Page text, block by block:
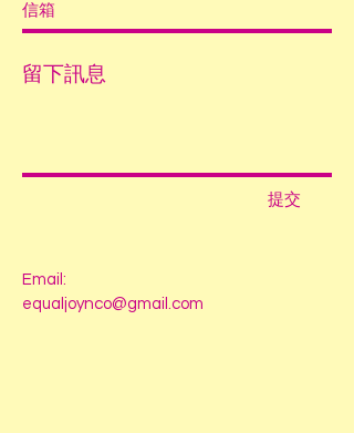
提交
Email:
equaljoynco@gmail.com